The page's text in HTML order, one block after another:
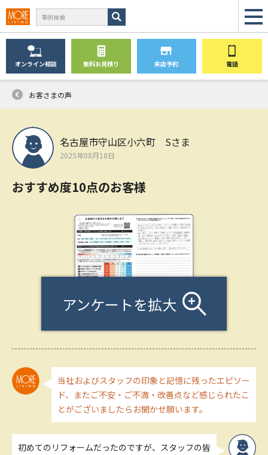
オンライン相談 無料お見積り 来店予約 電話
お客さまの声
名古屋市守山区小六町 Sさま
2025年08月18日
おすすめ度10点のお客様
アンケートを拡大
当社およびスタッフの印象と記憶に残ったエピソー
ド、またご不安・ご不満・改善点など感じられたこ
とがございましたらお聞かせ願います。
初めてのリフォームだったのですが、スタッフの皆